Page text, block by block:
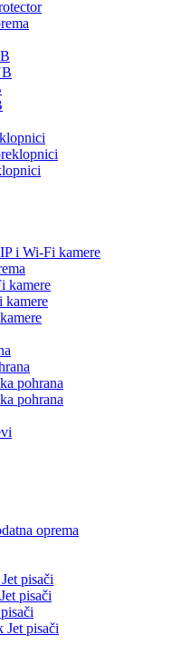
i Wi-Fi kamere
kamere
kamere
pohrana
pohrana
oprema
pisači
pisači
pisači